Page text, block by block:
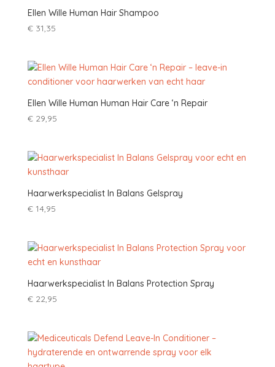
Ellen Wille Human Hair Shampoo
€31,35
Ellen Wille Human Human Hair Care ‘n Repair
€29,95
Haarwerkspecialist In Balans Gelspray
€14,95
Haarwerkspecialist In Balans Protection Spray
€22,95